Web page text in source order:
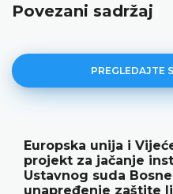
Povezani sadržaj
PREGLEDAJTE
Europska unija i
projekt za jačanje
Ustavnog suda
unapređenje zaštite